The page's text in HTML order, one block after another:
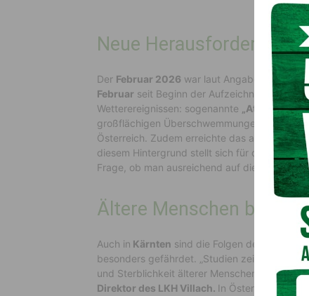
Neue
Der Februar 2026 war laut Angaben mit 1,49
Februar seit Beginn der Aufzeichnungen.
Wetterereignissen: sogenannte
großflächigen Überschwemmungen,
Österreich. Zudem erreichte das arktische
diesem Hintergrund stellt sich für den
Frage, ob man ausreichend auf die
Ältere Menschen
Auch in Kärnten sind die Folgen des
besonders gefährdet. „Studien zeigen, dass
und Sterblichkeit älterer Menschen deutlich
Direktor des LKH Villach. In Österreich